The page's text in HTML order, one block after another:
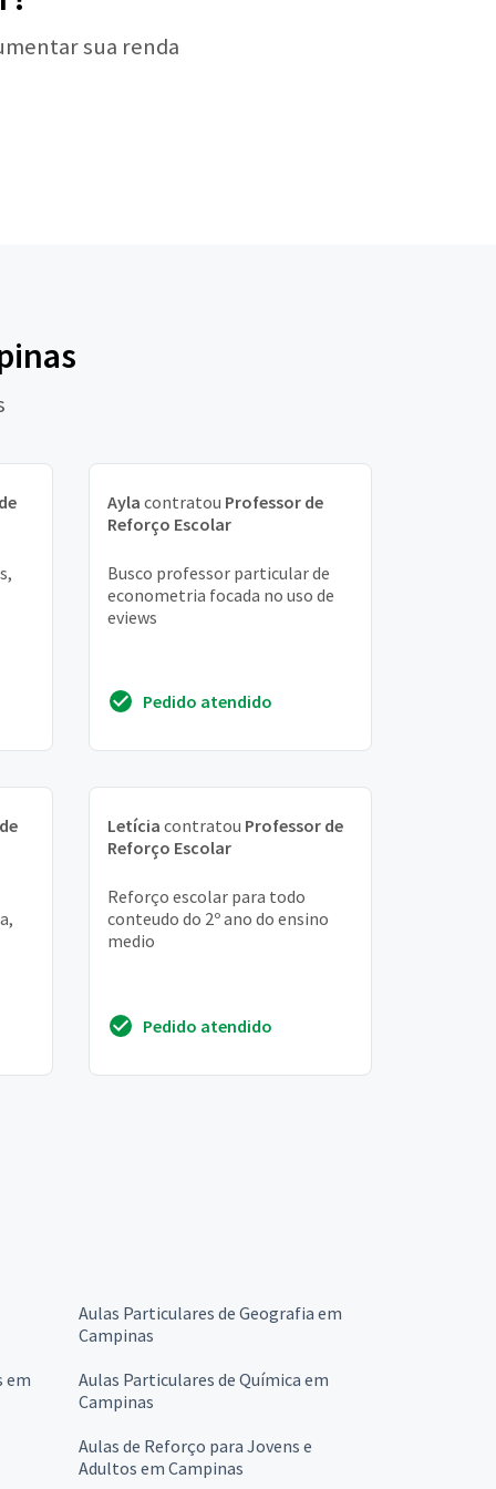
sua renda
Ayla contratou Professor de
Reforço Escolar
Busco professor particular de
econometria focada no uso de
eviews
Pedido atendido
Letícia contratou Professor de
Reforço Escolar
Reforço escolar para todo
conteudo do 2º ano do ensino
medio
Pedido atendido
Aulas Particulares de Geografia em
Campinas
em
Aulas Particulares de Química em
Campinas
Aulas de Reforço para Jovens e
Adultos em Campinas